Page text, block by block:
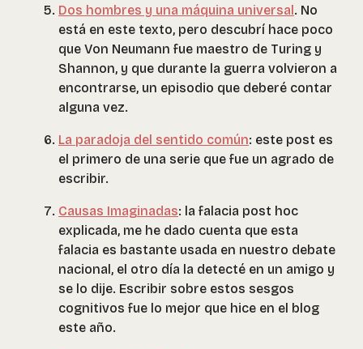
Dos hombres y una máquina universal . No
está en este texto, pero descubrí hace poco
que Von Neumann fue maestro de Turing y
Shannon, y que durante la guerra volvieron a
encontrarse, un episodio que deberé contar
alguna vez.
La paradoja del sentido común: este post es
el primero de una serie que fue un agrado de
escribir.
Causas Imaginadas: la falacia post hoc
explicada, me he dado cuenta que esta
falacia es bastante usada en nuestro debate
nacional, el otro día la detecté en un amigo y
se lo dije. Escribir sobre estos sesgos
cognitivos fue lo mejor que hice en el blog
este año.